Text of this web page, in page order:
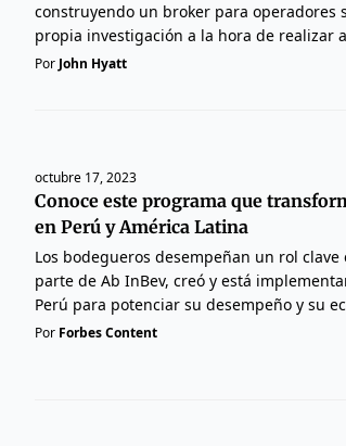
construyendo un broker para operadores
propia investigación a la hora de realizar
Por John Hyatt
octubre 17, 2023
Conoce este programa que
en Perú y América Latina
Los bodegueros desempeñan un rol
parte de Ab InBev, creó y está
Perú para potenciar su desempeño y su
Por Forbes Content